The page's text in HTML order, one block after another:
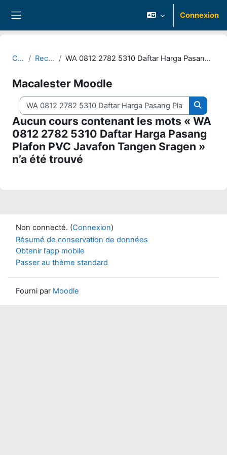
Connexion
Cours Rechercher WA 0812 2782 5310 Daftar Harga Pasang Plafon PVC Javafon Tangen Sragen
Macalester Moodle
Rechercher des cours
Aucun cours contenant les mots « WA
0812 2782 5310 Daftar Harga Pasang
Plafon PVC Javafon Tangen Sragen »
n’a été trouvé
Non connecté. (Connexion)
Résumé de conservation de données
Obtenir l’app mobile
Passer au thème standard
Fourni par Moodle